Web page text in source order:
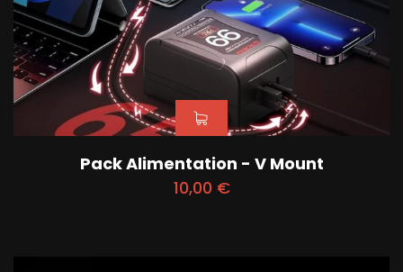
Pack Alimentation - V Mount
10,00 €